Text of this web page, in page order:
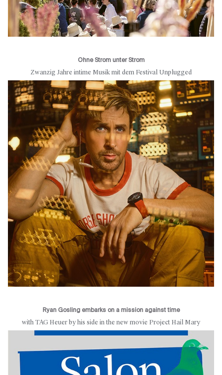
Ohne Strom unter Strom
Zwanzig Jahre intime Musik mit dem Festival Unplugged
Ryan Gosling embarks on a mission against time
with TAG Heuer by his side in the new movie Project Hail Mary